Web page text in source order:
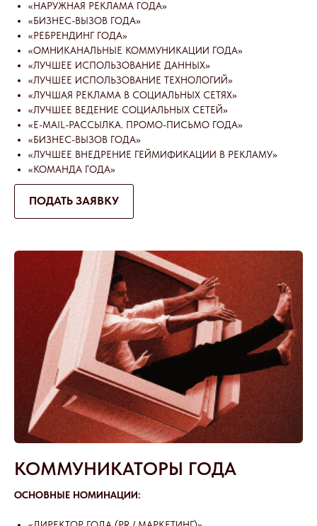
«НАРУЖНАЯ РЕКЛАМА ГОДА»
«БИЗНЕС-ВЫЗОВ ГОДА»
«РЕБРЕНДИНГ ГОДА»
«ОМНИКАНАЛЬНЫЕ КОММУНИКАЦИИ ГОДА»
«ЛУЧШЕЕ ИСПОЛЬЗОВАНИЕ ДАННЫХ»
«ЛУЧШЕЕ ИСПОЛЬЗОВАНИЕ ТЕХНОЛОГИЙ»
«ЛУЧШАЯ РЕКЛАМА В СОЦИАЛЬНЫХ СЕТЯХ»
«ЛУЧШЕЕ ВЕДЕНИЕ СОЦИАЛЬНЫХ СЕТЕЙ»
«E-MAIL-РАССЫЛКА. ПРОМО-ПИСЬМО ГОДА»
«БИЗНЕС-ВЫЗОВ ГОДА»
«ЛУЧШЕЕ ВНЕДРЕНИЕ ГЕЙМИФИКАЦИИ В РЕКЛАМУ»
«КОМАНДА ГОДА»
ПОДАТЬ ЗАЯВКУ
КОММУНИКАТОРЫ ГОДА
ОСНОВНЫЕ НОМИНАЦИИ: